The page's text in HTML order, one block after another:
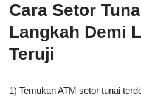
Cara Setor
Langkah Demi
Teruji
1) Temukan ATM setor tunai